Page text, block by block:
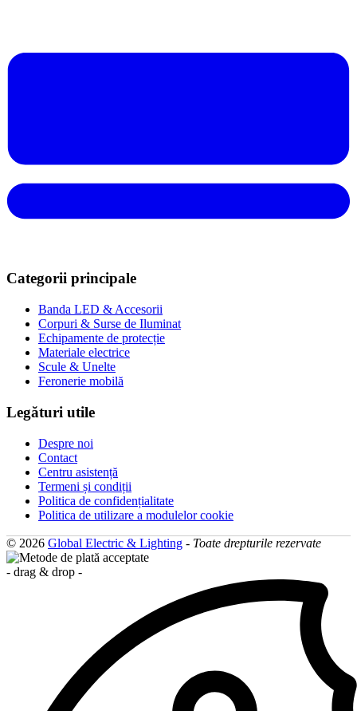
Categorii principale
Banda LED & Accesorii
Corpuri & Surse de Iluminat
Echipamente de protecție
Materiale electrice
Scule & Unelte
Feronerie mobilă
Legături utile
Despre noi
Contact
Centru asistență
Termeni și condiții
Politica de confidențialitate
Politica de utilizare a modulelor cookie
© 2026 Global Electric & Lighting - Toate drepturile rezervate
- drag & drop -